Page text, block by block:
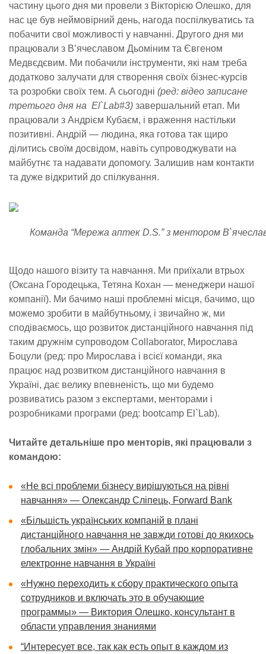
частину цього дня ми провели з Вікторією Олешко, для
нас це був неймовірний день, нагода поспілкуватись та
побачити свої можливості у навчанні. Другого дня ми
працювали з В’ячеславом Дьоміним та Євгеном
Медвєдєвим. Ми побачили інструменти, які нам треба
додатково залучати для створення своїх бізнес-курсів
та розробки своїх тем. А сьогодні (ред: відео записане
третього дня на El`Lab#3) завершальний етап. Ми
працювали з Андрієм Кубаєм, і враження настільки
позитивні. Андрій — людина, яка готова так щиро
ділитись своїм досвідом, навіть супроводжувати на
майбутнє та надавати допомогу. Залишив нам контакти
та дуже відкритий до спілкування.
Команда “Мережа аптек D.S.” з ментором
Щодо нашого візиту та навчання. Ми приїхали втрьох
(Оксана Городецька, Тетяна Кохан — менеджери нашої
компанії). Ми бачимо наші проблемні місця, бачимо, що
можемо зробити в майбутньому, і звичайно ж, ми
сподіваємось, що розвиток дистанційного навчання під
таким дружнім супроводом Collaborator, Мирослава
Боцули (ред: про Мирослава і всієї команди, яка
працює над розвитком дистанційного навчання в
Україні, дає велику впевненість, що ми будемо
розвиватись разом з експертами, менторами і
розробниками програми (ред: bootcamp El`Lab).
Читайте детальніше про менторів, які працювали з
командою:
«Не всі проблеми бізнесу вирішуються на рівні
навчання» — Олександр Сліпець, Forward Bank
«Більшість українських компаній в плані
дистанційного навчання не завжди готові до якихось
глобальних змін» — Андрій Кубай про корпоративне
електронне навчання в Україні
«Нужно переходить к сбору практического опыта
сотрудников и включать это в обучающие
программы» — Виктория Олешко, консультант в
области управления знаниями
“Интересует все, так как есть опыт в каждом из